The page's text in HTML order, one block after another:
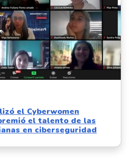
el Cyberwomen
el talento de las
en ciberseguridad